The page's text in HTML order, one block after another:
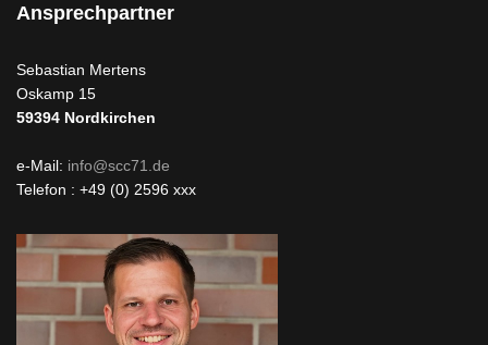
Ansprechpartner
Sebastian Mertens
Oskamp 15
59394 Nordkirchen
e-Mail: info@scc71.de
Telefon : +49 (0) 2596 xxx